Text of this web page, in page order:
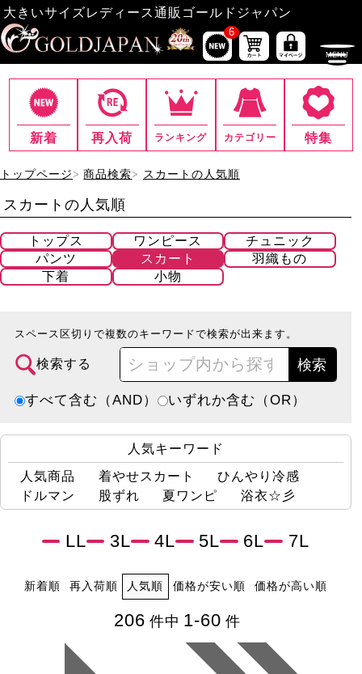
大きいサイズレディース通販ゴールドジャパン
6
新着 再入荷 ランキング カテゴリー 特集
トップページ 商品検索 スカートの人気順
スカートの人気順
トップス ワンピース
チュニック
パンツ
スカート
羽織もの
下着
小物
スペース区切りで複数のキーワードで検索が出来ます。
検索する 検索
すべて含む（AND） いずれか含む（OR）
人気キーワード
人気商品
着やせスカート
ひんやり冷感
ドルマン
股ずれ 夏ワンピ 浴衣☆彡
LL 3L 4L 5L 6L 7L
新着順 再入荷順 人気順 価格が安い順 価格が高い順
206 件中 1-60 件